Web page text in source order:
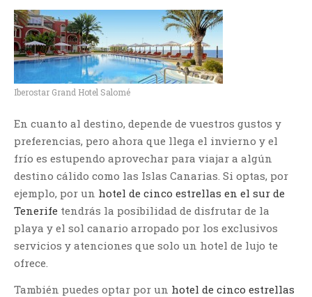
Iberostar Grand Hotel Salomé
En cuanto al destino, depende de vuestros gustos y
preferencias, pero ahora que llega el invierno y el
frío es estupendo aprovechar para viajar a algún
destino cálido como las Islas Canarias. Si optas, por
ejemplo, por un hotel de cinco estrellas en el sur de
Tenerife tendrás la posibilidad de disfrutar de la
playa y el sol canario arropado por los exclusivos
servicios y atenciones que solo un hotel de lujo te
ofrece.
También puedes optar por un hotel de cinco estrellas